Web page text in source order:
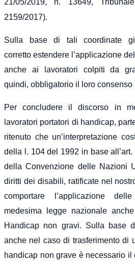
2159/2017).
Sulla base di tali coordinate
corretto estendere l’applicazione
anche ai lavoratori colpiti da
quindi, obbligatorio il loro consenso
Per concludere il discorso in
lavoratori portatori di handicap,
ritenuto che un’interpretazione
della l. 104 del 1992 in base
della Convenzione delle Nazioni
diritti dei disabili, ratificate nel
comportare l’applicazione
medesima legge nazionale
Handicap non gravi. Sulla base
anche nel caso di trasferimento di
handicap non grave è necessario il